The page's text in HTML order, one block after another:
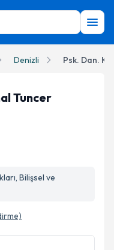
Denizli Psk. Dan.
Tuncer
Bilişsel ve